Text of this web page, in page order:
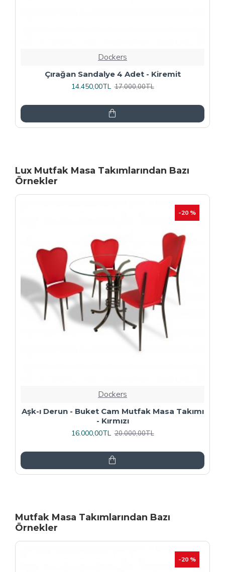
Dockers
Rozhet Sandalye (Kromnikel) (4 Adet
Fiyatıdır) - Kahve
Lux Mutfak Masa Takımlarından Bazı
Örnekler
-20 %
Dockers
Çipa Döküm Ayak - Play Polipropilen Masa
Takımı - 70x120 (Werzalit, Wermodin veya
Allzalit Tabla) - Afyon Mermer-Antrasit
Mutfak Masa Takımlarından Bazı
Örnekler
İNDIRIM